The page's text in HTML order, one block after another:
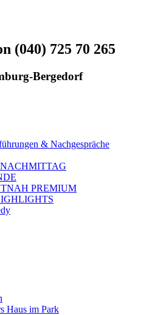
(040) 725 70 265
Bergedorf
& Nachgespräche
PREMIUM
Haus im Park